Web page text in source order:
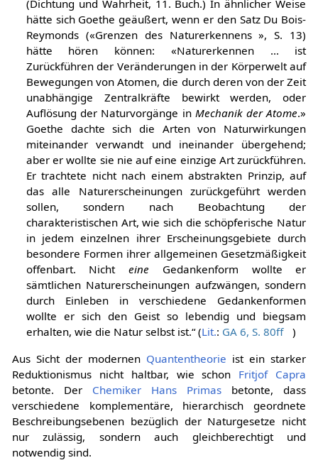
(Dichtung und Wahrheit, 11. Buch.) In ähnlicher Weise
hätte sich Goethe geäußert, wenn er den Satz Du Bois-
Reymonds («Grenzen des Naturerkennens », S. 13)
hätte hören können: «Naturerkennen ... ist
Zurückführen der Veränderungen in der Körperwelt auf
Bewegungen von Atomen, die durch deren von der Zeit
unabhängige Zentralkräfte bewirkt werden, oder
Auflösung der Naturvorgänge in Mechanik der Atome.»
Goethe dachte sich die Arten von Naturwirkungen
miteinander verwandt und ineinander übergehend;
aber er wollte sie nie auf eine einzige Art zurückführen.
Er trachtete nicht nach einem abstrakten Prinzip, auf
das alle Naturerscheinungen zurückgeführt werden
sollen, sondern nach Beobachtung der
charakteristischen Art, wie sich die schöpferische Natur
in jedem einzelnen ihrer Erscheinungsgebiete durch
besondere Formen ihrer allgemeinen Gesetzmäßigkeit
offenbart. Nichteine Gedankenform wollte er
sämtlichen Naturerscheinungen aufzwängen, sondern
durch Einleben in verschiedene Gedankenformen
wollte er sich den Geist so lebendig und biegsam
erhalten, wie die Natur selbst ist.“ (Lit.: GA 6, S. 80ff
)
Aus Sicht der modernen Quantentheorie ist ein starker
Reduktionismus nicht haltbar, wie schon Fritjof Capra
betonte. Der Chemiker Hans Primas betonte, dass
verschiedene komplementäre, hierarchisch geordnete
Beschreibungsebenen bezüglich der Naturgesetze nicht
nur zulässig, sondern auch gleichberechtigt und
notwendig sind.